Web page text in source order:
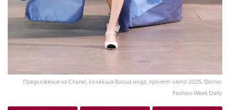
Предложение на Chanel, колекция висша мода, пролет-лято 2025. Фото:
Fashion Week Daily